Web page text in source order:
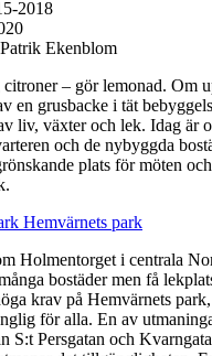
2018
Patrik Ekenblom
– gör lemonad. Om
en grusbacke i tät
liv, växter och lek. Idag är
och de nybyggda
plats för möten
Holmentorget i centrala
bostäder men få
krav på Hemvärnets
för alla. En av
S:t Persgatan och